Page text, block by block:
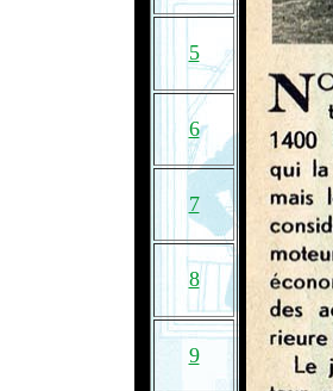
5
6
7
8
9